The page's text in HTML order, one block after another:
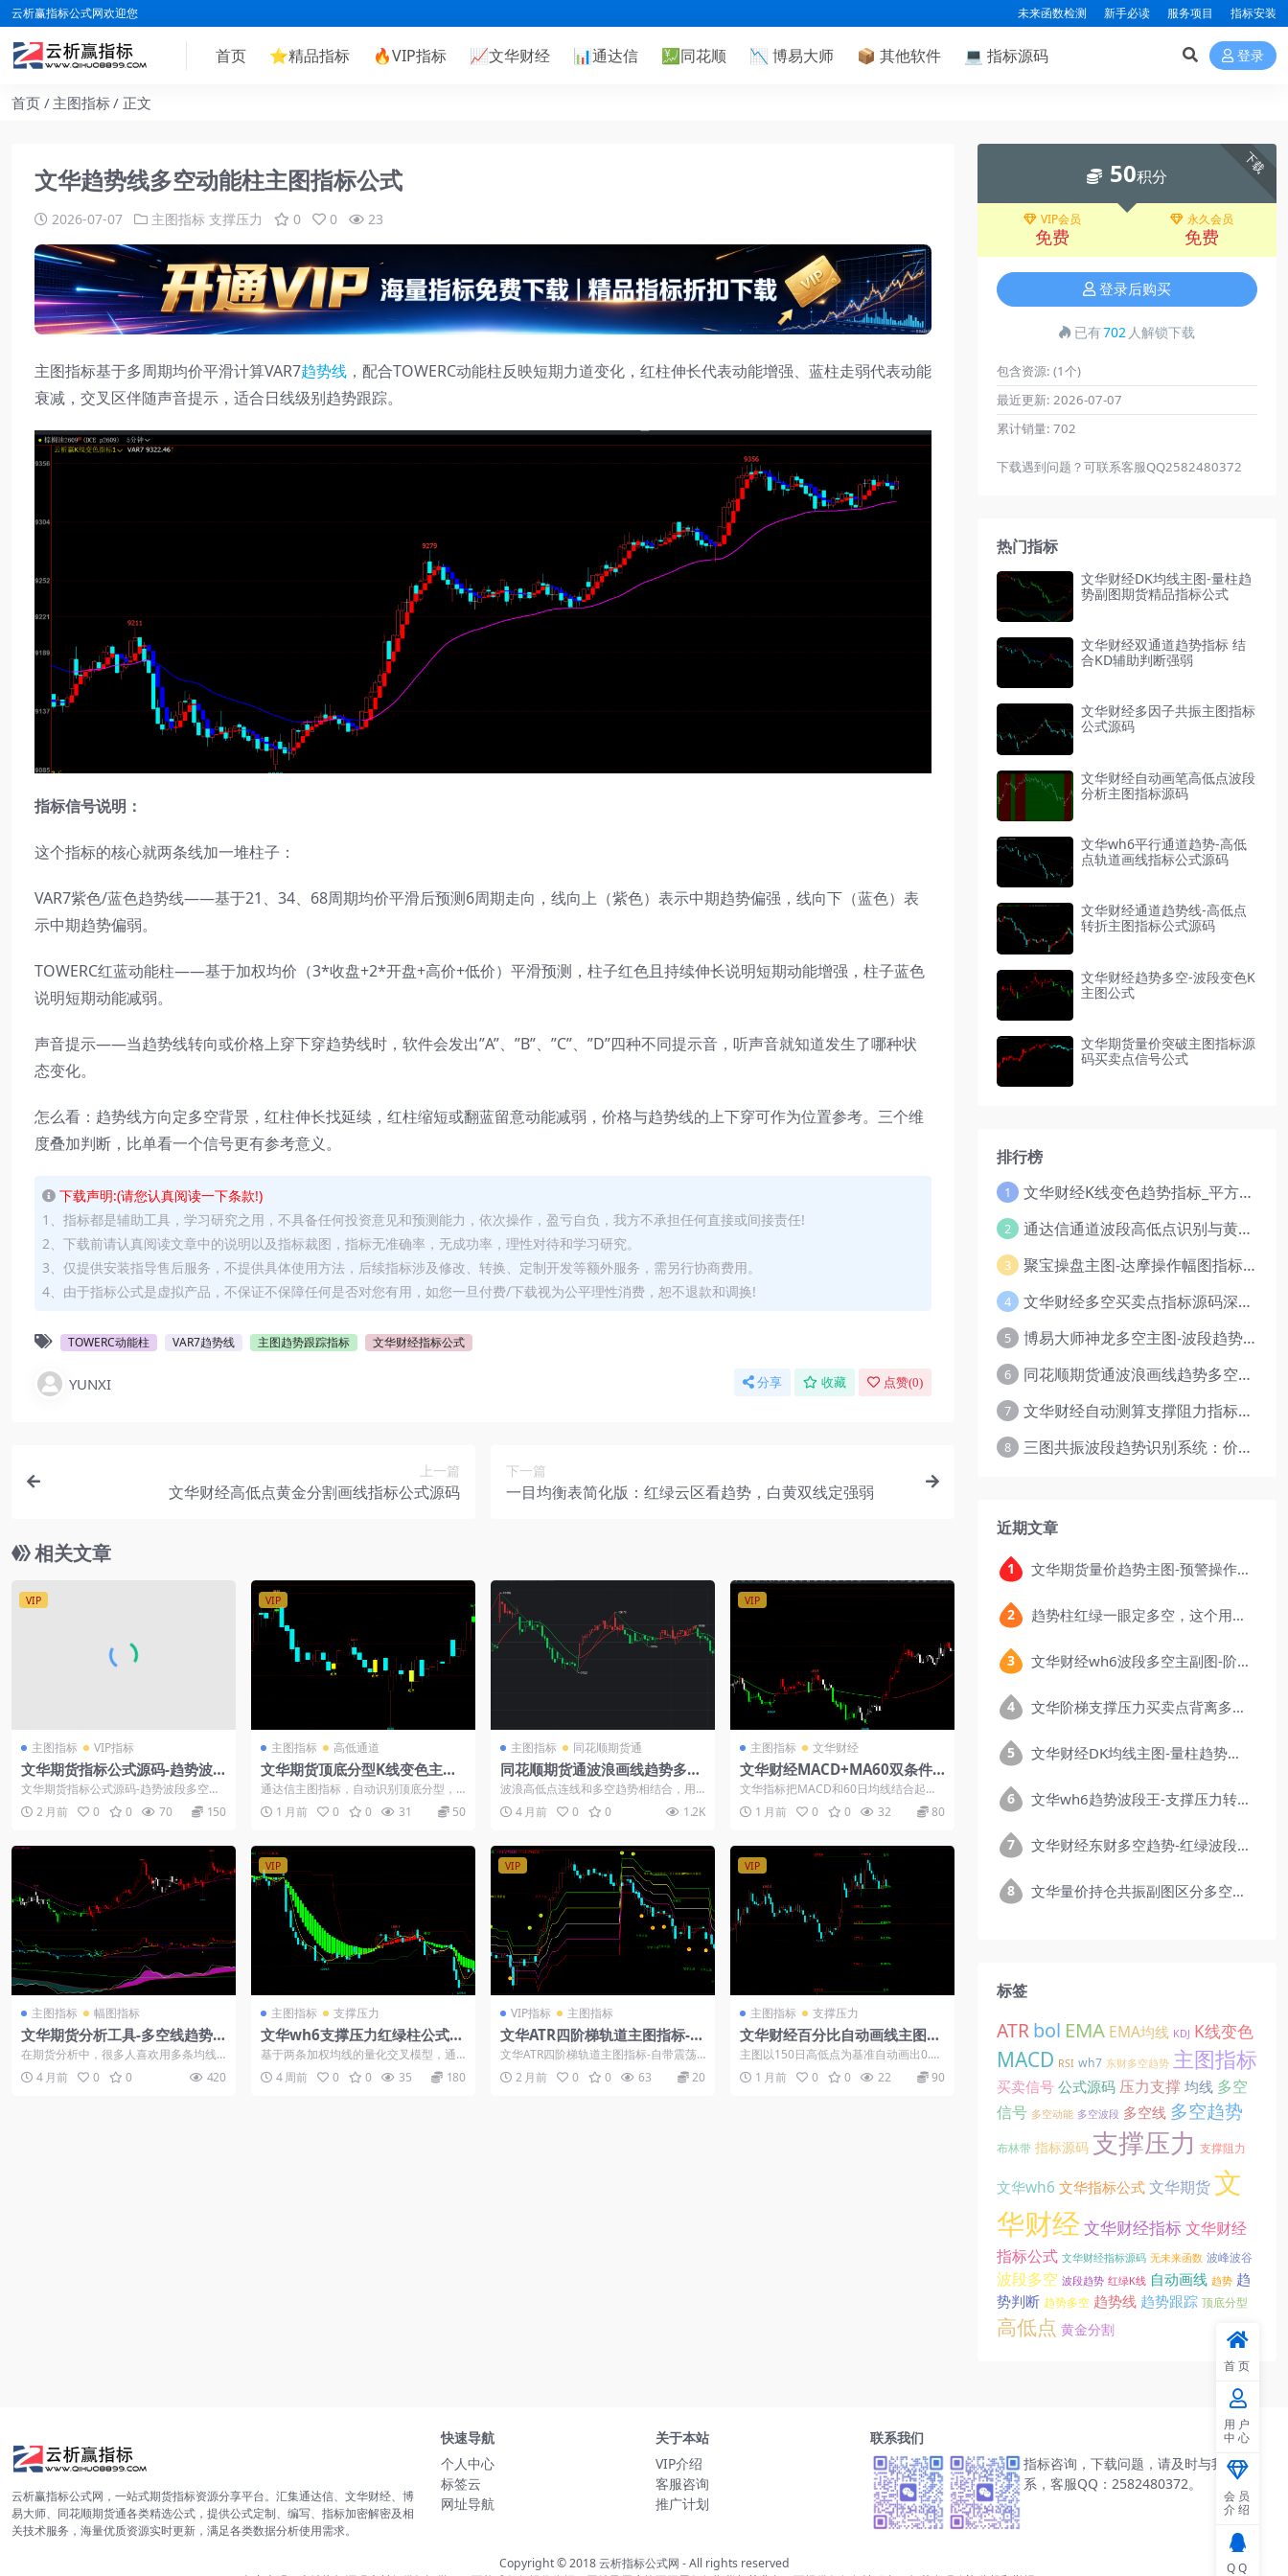
云析赢指标公式网欢迎您 未来函数检测 新手必读 服务项目 指标安装
首页 ⭐精品指标 🔥VIP指标 📈文华财经 📊通达信 💹同花顺 📉 博易大师 📦 其他软件 💻 指标源码 登录
首页 主图指标 正文
文华趋势线多空动能柱主图指标公式
2026-07-07 主图指标 支撑压力 0 0 23
主图指标基于多周期均价平滑计算VAR7趋势线 ，配合TOWERC动能柱反映短期力道变化，红柱伸长代表动能增强、蓝柱走弱代表动能
衰减，交叉区伴随声音提示，适合日线级别趋势跟踪。
指标信号说明：
这个指标的核心就两条线加一堆柱子：
VAR7紫色/蓝色趋势线——基于21、34、68周期均价平滑后预测6周期走向，线向上（紫色）表示中期趋势偏强，线向下（蓝色）表
示中期趋势偏弱。
TOWERC红蓝动能柱——基于加权均价（3*收盘+2*开盘+高价+低价）平滑预测，柱子红色且持续伸长说明短期动能增强，柱子蓝色
说明短期动能减弱。
声音提示——当趋势线转向或价格上穿下穿趋势线时，软件会发出”A”、”B”、”C”、”D”四种不同提示音，听声音就知道发生了哪种状
态变化。
怎么看：趋势线方向定多空背景，红柱伸长找延续，红柱缩短或翻蓝留意动能减弱，价格与趋势线的上下穿可作为位置参考。三个维
度叠加判断，比单看一个信号更有参考意义。
下载声明:(请您认真阅读一下条款!)
1、指标都是辅助工具，学习研究之用，不具备任何投资意见和预测能力，依次操作，盈亏自负，我方不承担任何直接或间接责任!
2、下载前请认真阅读文章中的说明以及指标裁图，指标无准确率，无成功率，理性对待和学习研究。
3、仅提供安装指导售后服务，不提供具体使用方法，后续指标涉及修改、转换、定制开发等额外服务，需另行协商费用。
4、由于指标公式是虚拟产品，不保证不保障任何是否对您有用，如您一旦付费/下载视为公平理性消费，恕不退款和调换!
TOWERC动能柱 VAR7趋势线 主图趋势跟踪指标 文华财经指标公式
YUNXI 分享 收藏 点赞(0)
上一篇
文华财经高低点黄金分割画线指标公式源码
下一篇
一目均衡表简化版：红绿云区看趋势，白黄双线定强弱
相关文章
VIP
主图指标 VIP指标
文华期货指标公式源码-趋势波
段多空主图
文华期货指标公式源码-趋势波段多空主
图： 文华财经wh6 wh7使用，源码提
供，...2 月前 0 0 70 150
VIP
主图指标 高低通道
文华期货顶底分型K线变色主图
指标公式
通达信主图指标，自动识别顶底分型，K
线变色加文字提示，一眼看清高低点位
置。源码有...
1 月前 0 0 31 50
主图指标 同花顺期货通
同花顺期货通波浪画线趋势多空
主图指标
波浪高低点连线和多空趋势相结合，用
波浪线预判高低点转折，用趋势线变色
捕捉日内短线...
4 月前 0 0 1.2K
VIP
主图指标 文华财经
文华财经MACD+MA60双条件K
线变色指标
文华指标把MACD和60日均线结合起
来，给K线上色。价格在60线上方且MA
CD为...1 月前 0 0 32 80
主图指标 幅图指标
文华期货分析工具-多空线趋势
判断与K线波段变色识别方法
在期货分析中，很多人喜欢用多条均线
来判断方向。今天这套主图+双幅图组
合，核心是通...
4 月前 0 0 420
VIP
主图指标 支撑压力
文华wh6支撑压力红绿柱公式代
码
基于两条加权均线的量化交叉模型，通
过动态色带直观展示多空强弱变化。当
短期线上穿长...
4 周前 0 0 35 180
VIP
VIP指标 主图指标
文华ATR四阶梯轨道主图指标-自
带震荡过滤日内多空提示源码
文华ATR四阶梯轨道主图指标-自带震荡
过滤日内多空提示源码： 文华ATR阶梯
轨道...2 月前 0 0 63 20
VIP
主图指标 支撑压力
文华财经百分比自动画线主图指
标公式
主图以150日高低点为基准自动画出0.23
6到0.809五条百分比线，右侧显示数...
1 月前 0 0 22 90
下载
50积分
VIP会员
免费
永久会员
免费
登录后购买
已有702 人解锁下载
包含资源: (1个)
最近更新: 2026-07-07
累计销量: 702
下载遇到问题？可联系客服QQ2582480372
热门指标
文华财经DK均线主图-量柱趋
势副图期货精品指标公式
文华财经双通道趋势指标 结
合KD辅助判断强弱
文华财经多因子共振主图指标
公式源码
文华财经自动画笔高低点波段
分析主图指标源码
文华wh6平行通道趋势-高低
点轨道画线指标公式源码
文华财经通道趋势线-高低点
转折主图指标公式源码
文华财经趋势多空-波段变色K
主图公式
文华期货量价突破主图指标源
码买卖点信号公式
排行榜
1 文华财经K线变色趋势指标_平方根EMA组合公式_红绿波段操盘指标源码
2 通达信通道波段高低点识别与黄金分割线指标公式
3 聚宝操盘主图-达摩操作幅图指标视频
4 文华财经多空买卖点指标源码深度解析
5 博易大师神龙多空主图-波段趋势幅图
6 同花顺期货通波浪画线趋势多空主图指标
7 文华财经自动测算支撑阻力指标源码-价格区间突破多空
8 三图共振波段趋势识别系统：价格转折点与多空动能分析
近期文章
文华期货量价趋势主图-预警操作波段多空幅图指标公式
趋势柱红绿一眼定多空，这个用MACD改写的看盘指标，把顶底信号可视化后简单多了
文华财经wh6波段多空主副图-阶梯红绿柱趋势跟踪指标公式
文华阶梯支撑压力买卖点背离多空钝化指标公式
文华财经DK均线主图-量柱趋势副图期货精品指标公式
文华wh6趋势波段王-支撑压力转折-RSI强弱指标公式
文华财经东财多空趋势-红绿波段柱指标公式无未来
文华量价持仓共振副图区分多空量能结构公式
标签
ATRbol EMA EMA均线 KDJ K线变色
MACD RSI wh7 东财多空趋势 主图指标
买卖信号公式源码 压力支撑 均线 多空
信号 多空动能 多空波段 多空线 多空趋势
布林带 指标源码 支撑压力 支撑阻力
文华wh6 文华指标公式文华期货文
华财经文华财经指标文华财经
指标公式 文华财经指标源码 无未来函数 波峰波谷
波段多空 波段趋势 红绿K线 自动画线 趋势 趋
势判断 趋势多空 趋势线 趋势跟踪 顶底分型
高低点 黄金分割
云析赢指标公式网，一站式期货指标资源分享平台。汇集通达信、文华财经、博
易大师、同花顺期货通各类精选公式，提供公式定制、编写、指标加密解密及相
关技术服务，海量优质资源实时更新，满足各类数据分析使用需求。
快速导航
个人中心
标签云
网址导航
关于本站
VIP介绍
客服咨询
推广计划
联系我们
指标咨询，下载问题，请及时与我们联
系，客服QQ：2582480372。
Copyright © 2018云析指标公式网 - All rights reserved
首页
用户
中心
会员
介绍
QQ